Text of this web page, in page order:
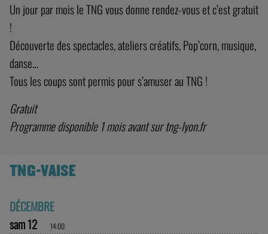
Un jour par mois le TNG vous donne rendez-vous et c’est gratuit
!
Découverte des spectacles, ateliers créatifs, Pop’corn, musique,
danse…
Tous les coups sont permis pour s’amuser au TNG !
Gratuit
Programme disponible 1 mois avant sur tng-lyon.fr
TNG-VAISE
DÉCEMBRE
sam 12
14:00